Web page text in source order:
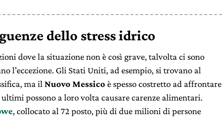
dello stress idrico
dove la situazione non è così grave, talvolta ci sono
l’eccezione. Gli Stati Uniti, ad esempio, si trovano al
ma il Nuovo Messicoè spesso costretto ad affrontare
possono a loro volta causare carenze alimentari.
, collocato al 72 posto, più di due milioni di persone